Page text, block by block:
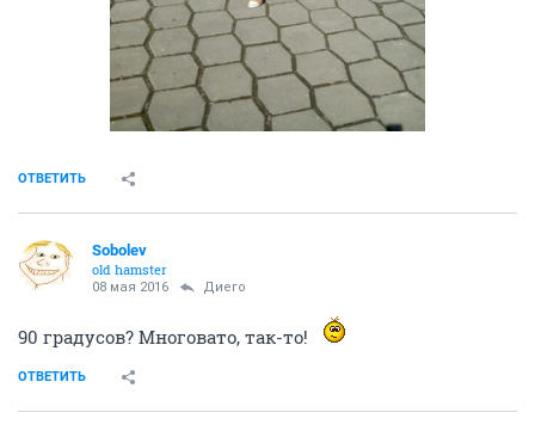
ОТВЕТИТЬ
Sobolev
old hamster
08 мая 2016 Диего
90 градусов? Многовато, так-то!
ОТВЕТИТЬ